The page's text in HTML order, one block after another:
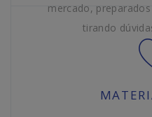
mercado,
tirando